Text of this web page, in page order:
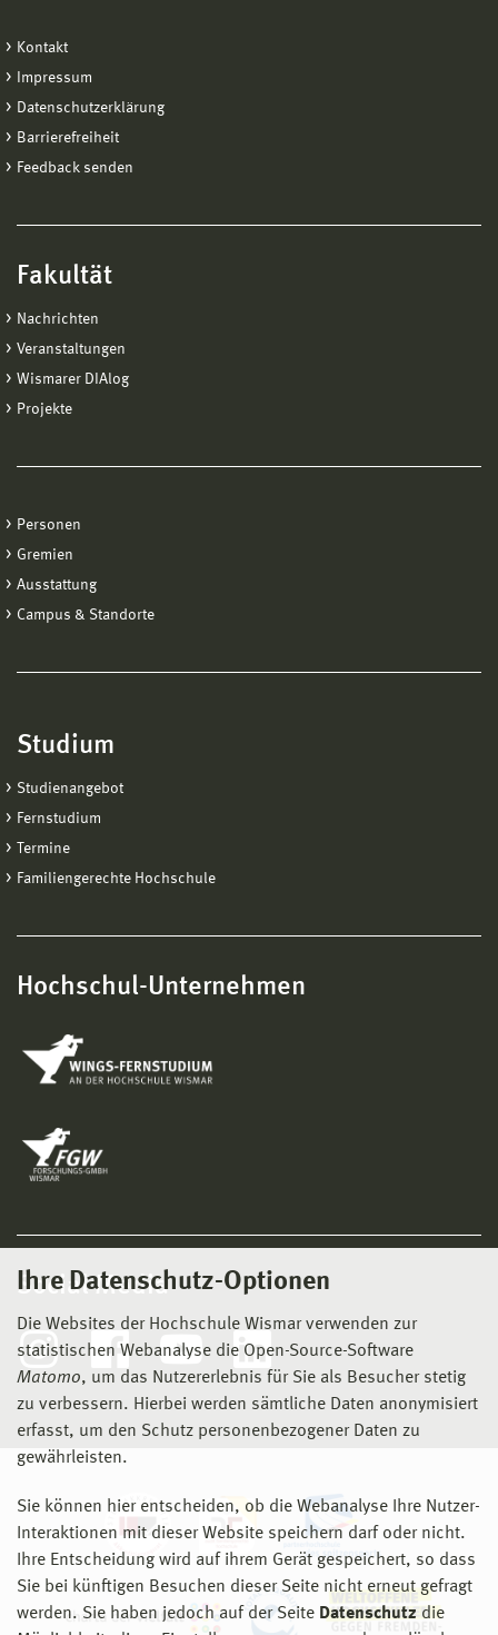
Ihre Datenschutz-Optionen
Die Websites der Hochschule Wismar verwenden zur
statistischen Webanalyse die Open-Source-Software
Matomo, um das Nutzererlebnis für Sie als Besucher stetig
zu verbessern. Hierbei werden sämtliche Daten anonymisiert
erfasst, um den Schutz personenbezogener Daten zu
gewährleisten.
Sie können hier entscheiden, ob die Webanalyse Ihre Nutzer-
Interaktionen mit dieser Website speichern darf oder nicht.
Ihre Entscheidung wird auf ihrem Gerät gespeichert, so dass
Sie bei künftigen Besuchen dieser Seite nicht erneut gefragt
werden. Sie haben jedoch auf der Seite Datenschutz die
Kontakt
Impressum
Datenschutzerklärung
Barrierefreiheit
Feedback senden
Fakultät
Nachrichten
Veranstaltungen
Wismarer DIAlog
Projekte
Personen
Gremien
Ausstattung
Campus & Standorte
Studium
Studienangebot
Fernstudium
Termine
Familiengerechte Hochschule
Hochschul-Unternehmen
Social Media